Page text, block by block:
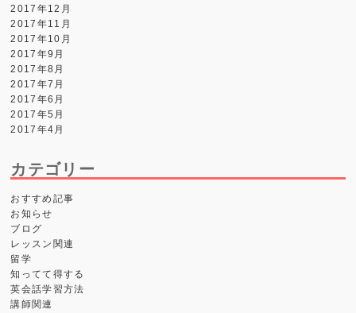
2017年12月
2017年11月
2017年10月
2017年9月
2017年8月
2017年7月
2017年6月
2017年5月
2017年4月
カテゴリー
おすすめ記事
お知らせ
ブログ
レッスン関連
留学
知ってて得する
英会話学習方法
講師関連